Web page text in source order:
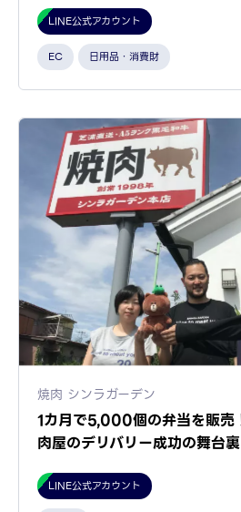
LINE公式アカウント
EC 日用品・消費財
焼肉 シンラガーデン
1カ月で5,000個の弁当を販
肉屋のデリバリー成功の舞台裏
LINE公式アカウント